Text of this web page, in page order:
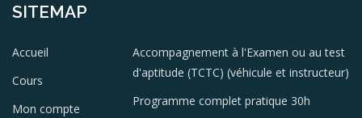
SITEMAP
Accueil
Cours
Mon compte
Accompagnement à l'Examen ou au test
d'aptitude (TCTC) (véhicule et instructeur)
Programme complet pratique 30h